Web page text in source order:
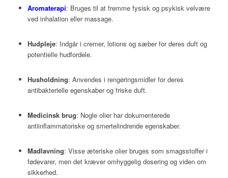
Aromaterapi: Bruges til at fremme fysisk og psykisk velvære
ved inhalation eller massage.
Hudpleje: Indgår i cremer, lotions og sæber for deres duft og
potentielle hudfordele.
Husholdning: Anvendes i rengøringsmidler for deres
antibakterielle egenskaber og friske duft.
Medicinsk brug: Nogle olier har dokumenterede
antiinflammatoriske og smertelindrende egenskaber.
Madlavning: Visse æteriske olier bruges som smagsstoffer i
fødevarer, men det kræver omhyggelig dosering og viden om
sikkerhed.